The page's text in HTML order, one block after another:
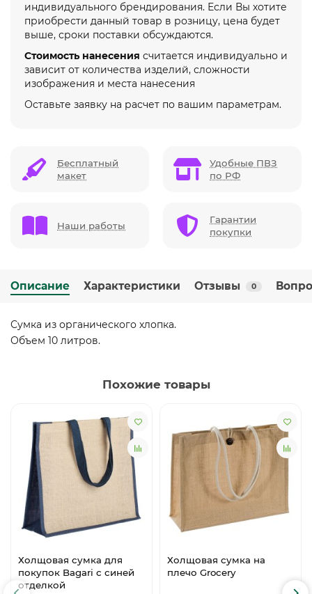
индивидуального брендирования. Если Вы хотите
приобрести данный товар в розницу, цена будет
выше, сроки поставки обсуждаются.
Стоимость нанесения считается индивидуально и
зависит от количества изделий, сложности
изображения и места нанесения
Оставьте заявку на расчет по вашим параметрам.
Бесплатный
макет
Удобные ПВЗ
по РФ
Наши работы
Гарантии
покупки
Описание Характеристики Отзывы 0
Сумка из органического хлопка.
Объем 10 литров.
Похожие товары
Холщовая сумка для
покупок Bagari с синей
отделкой
Холщовая сумка на
плечо Grocery